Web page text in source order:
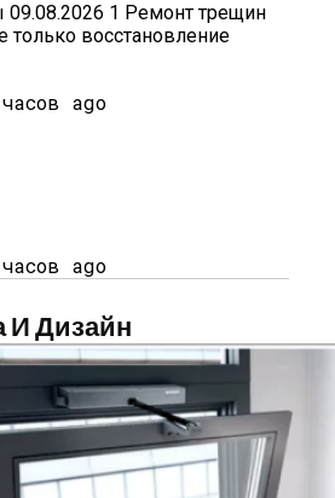
1 Ремонт трещин
только восстановление
ago
ago
И Дизайн